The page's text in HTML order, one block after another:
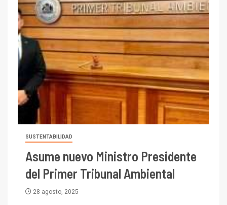
SUSTENTABILIDAD
Asume nuevo Ministro Presidente
del Primer Tribunal Ambiental
28 agosto, 2025